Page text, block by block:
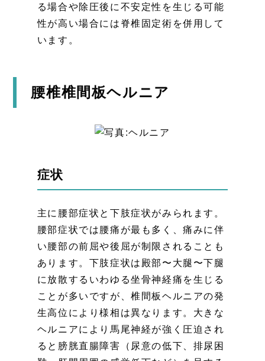
る場合や除圧後に不安定性を生じる可能
性が高い場合には脊椎固定術を併用して
います。
腰椎椎間板ヘルニア
症状
主に腰部症状と下肢症状がみられます。
腰部症状では腰痛が最も多く、痛みに伴
い腰部の前屈や後屈が制限されることも
あります。下肢症状は殿部〜大腿〜下腿
に放散するいわゆる坐骨神経痛を生じる
ことが多いですが、椎間板ヘルニアの発
生高位により様相は異なります。大きな
ヘルニアにより馬尾神経が強く圧迫され
ると膀胱直腸障害（尿意の低下、排尿困